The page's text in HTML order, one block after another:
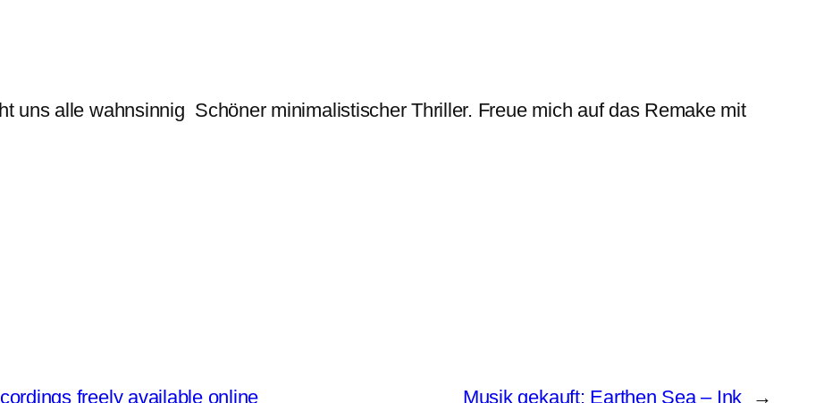
uns alle wahnsinnig Schöner minimalistischer Thriller. Freue mich auf das Remake mit
freely available online Musik gekauft: Earthen Sea – Ink →